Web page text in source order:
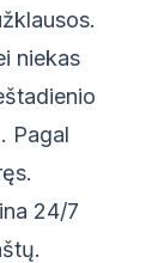
niekas
Pagal
24/7